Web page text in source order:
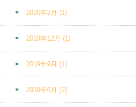
2020年2月 (1)
2019年12月 (1)
2019年9月 (1)
2019年6月 (2)